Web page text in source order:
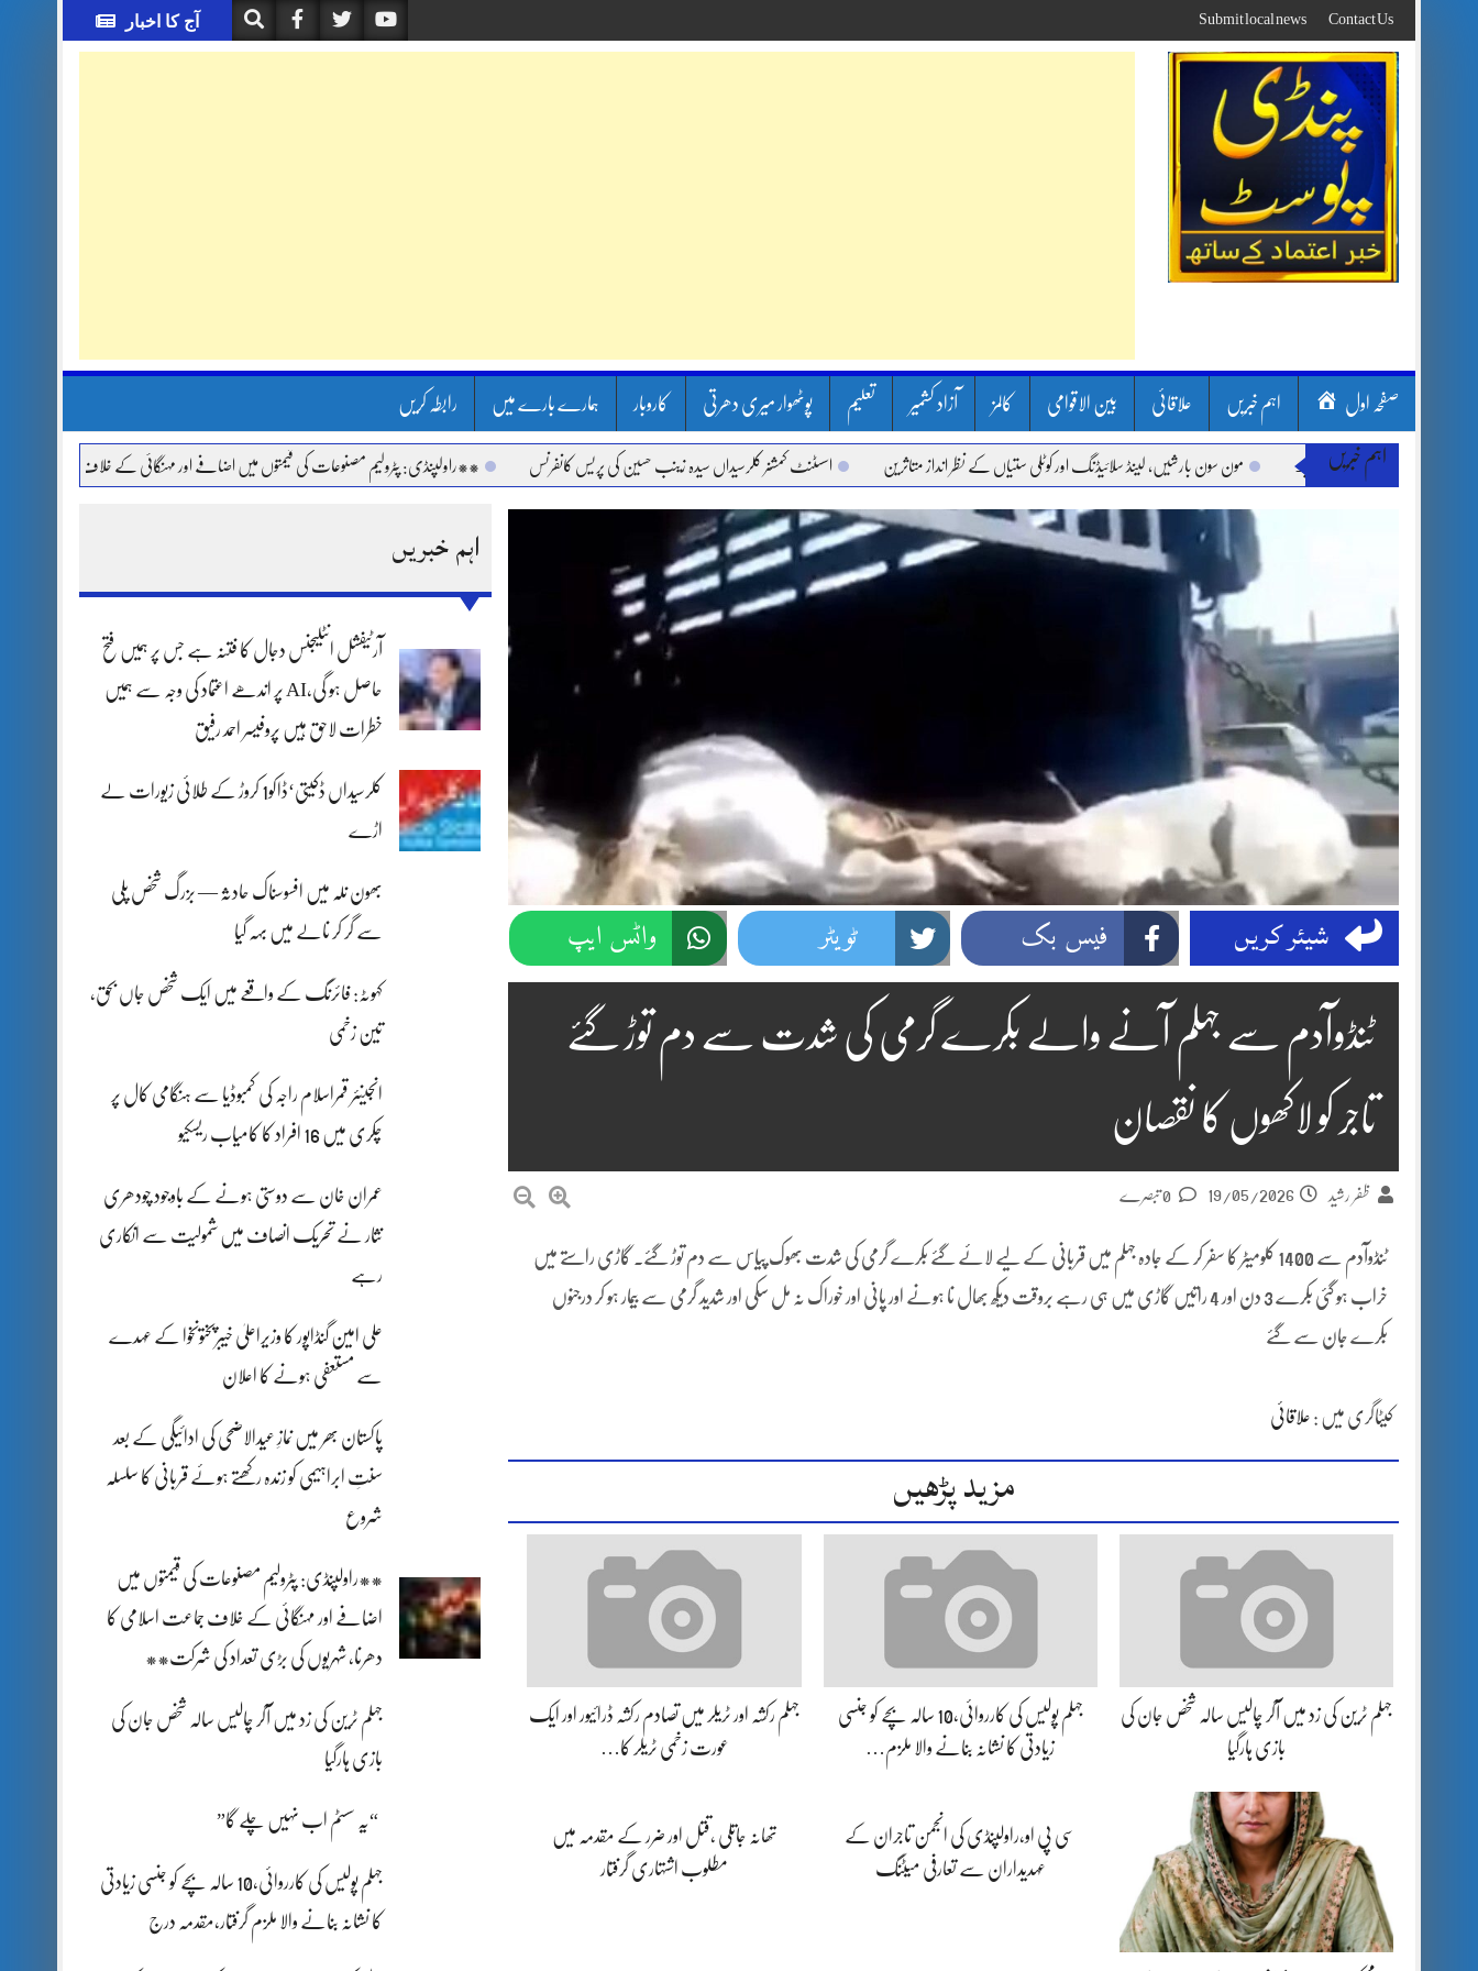
to
content
آج کا اخبار Contact Us
Submit local news
صفحہ اول اہم خبریں علاقائی بین الاقوامی کالمز آزاد کشمیر تعلیم پوٹھوار میری دھرتی کاروبار ہمارے بارے میں رابطہ کریں
اہم خبریں مون سون بارشیں، لینڈ سلائیڈنگ اور کوٹلی ستیاں کے نظر انداز متاثرین اسسٹنٹ کمشنر کلرسیداں سیدہ زینب حسین کی پریس کانفرنس **راولپنڈی: پٹرولیم مصنوعات کی قیمتوں میں اضافے اور مہنگائی کے خلاف جماعت اسلامی کا
اہم خبریں
آرٹیفشل انٹلیجنس دجال کا فتنہ ہے جس پر ہمیں فتح
حاصل ہو گی،AI پر اندھے اعتماد کی وجہ سے ہمیں
خطرات لاحق ہیں پروفیسر احمد رفیق
کلرسیداں ڈکیتی‘ڈاکو1 کروڑ کے طلائی زیورات لے
اڑے
بھون نلہ میں افسوسناک حادثہ — بزرگ شخص پلی
سے گر کر نالے میں بہہ گیا
کہوٹہ: فائرنگ کے واقعے میں ایک شخص جاں بحق،
تین زخمی
انجینئر قمراسلام راجہ کی کمبوڈیا سے ہنگامی کال پر
چکری میں 16 افراد کا کامیاب ریسکیو
عمران خان سے دوستی ہونے کے باوجود چودھری
نثار نے تحریک انصاف میں شمولیت سے انکاری
رہے
علی امین گنڈاپور کا وزیراعلیٰ خیبرپختونخوا کے عہدے
سے مستعفی ہونے کا اعلان
پاکستان بھر میں نمازِ عیدالاضحی کی ادائیگی کے بعد
سنتِ ابراہیمی کو زندہ رکھتے ہوئے قربانی کا سلسلہ
شروع
**راولپنڈی: پٹرولیم مصنوعات کی قیمتوں میں
اضافے اور مہنگائی کے خلاف جماعت اسلامی کا
دھرنا، شہریوں کی بڑی تعداد کی شرکت**
جہلم ٹرین کی زد میں آکر چالیس سالہ شخص جان کی
بازی ہارگیا
“یہ سسٹم اب نہیں چلے گا”
جہلم پولیس کی کارروائی،10 سالہ بچے کو جنسی زیادتی
کا نشانہ بنانے والا ملزم گرفتار،مقدمہ درج
شیئر کریں فیس بک ٹویٹر واٹس ایپ
ٹنڈوآدم سے جہلم آنے والے بکرے گرمی کی شدت سے دم توڑ گئے
تاجر کو لاکھوں کا نقصان
ظفر رشید 19/05/2026
ٹنڈوآدم سے 1400 کلومیٹر کا سفر کر کے جادہ جہلم میں قربانی کے لیے لائے گئے بکرے گرمی کی شدت بھوک پیاس سے دم توڑ گئے۔ گاڑی راستے میں
خراب ہو گئی بکرے 3 دن اور 4 راتیں گاڑی میں ہی رہے بروقت دیکھ بھال نا ہونے اور پانی اور خوراک نہ مل سکی اور شدید گرمی سے بیمار ہو کر درجنوں
بکرے جان سے گئے
کیٹاگری میں : علاقائی
مزید پڑھیں
جہلم ٹرین کی زد میں آکر چالیس سالہ شخص جان کی
بازی ہارگیا
جہلم پولیس کی کارروائی،10 سالہ بچے کو جنسی
زیادتی کا نشانہ بنانے والا ملزم…
جہلم رکشہ اور ٹریلر میں تصادم رکشہ ڈرائیور اور ایک
عورت زخمی ٹریلر کا…
سی پی او،راولپنڈی کی انجمن تاجران کے
عہدیداران سے تعارفی میٹنگ
تھانہ جاتلی ،قتل اور ضرر کے مقدمہ میں
مطلوب اشتہاری گرفتار